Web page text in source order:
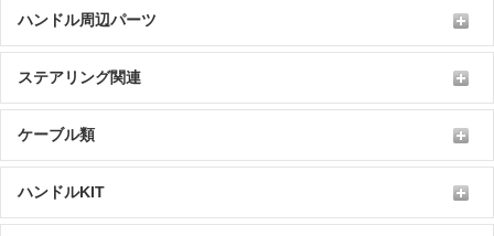
ハンドル周辺パーツ
ステアリング関連
ケーブル類
ハンドルKIT